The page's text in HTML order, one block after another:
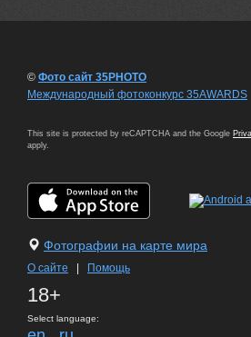
© Фото сайт 35PHOTO
Международный фотоконкурс 35AWARDS
This site is protected by reCAPTCHA and the Google
apply.
Фотографии на карте мира
О сайте Помощь
18+
Select language: